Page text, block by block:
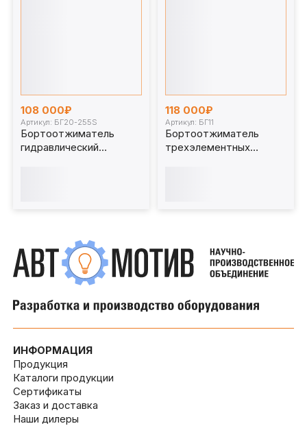
108 000₽
Артикул: БГ20-255S
Бортоотжиматель
гидравлический
118 000₽
Артикул: БГ11
Бортоотжиматель
трехэлементных
ИНФОРМАЦИЯ
Продукция
Каталоги продукции
Сертификаты
Заказ и доставка
Наши дилеры